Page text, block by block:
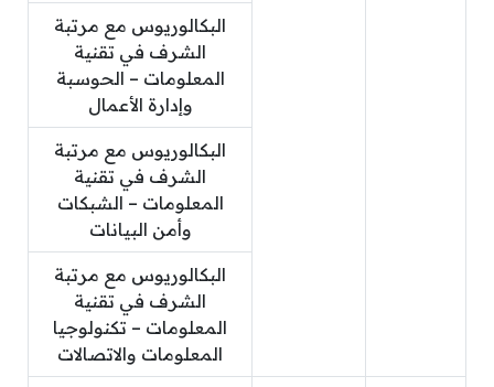
البكالوريوس مع مرتبة
الشرف في تقنية
المعلومات – الحوسبة
وإدارة الأعمال
البكالوريوس مع مرتبة
الشرف في تقنية
المعلومات – الشبكات
وأمن البيانات
البكالوريوس مع مرتبة
الشرف في تقنية
المعلومات – تكنولوجيا
المعلومات والاتصالات